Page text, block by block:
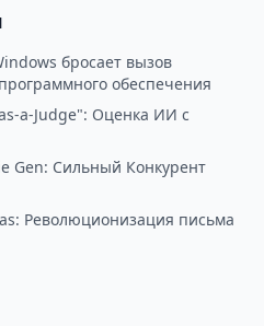
бросает вызов
обеспечения
a-Judge": Оценка ИИ с
Gen: Сильный Конкурент
Революционизация письма